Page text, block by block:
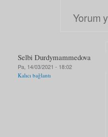
Yorum
Selbi Durdymammedova
Pa, 14/03/2021 - 18:02
Kalıcı bağlantı